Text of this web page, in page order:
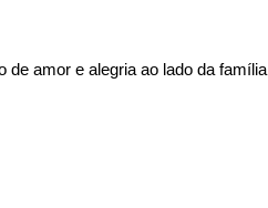
de amor e alegria ao lado da